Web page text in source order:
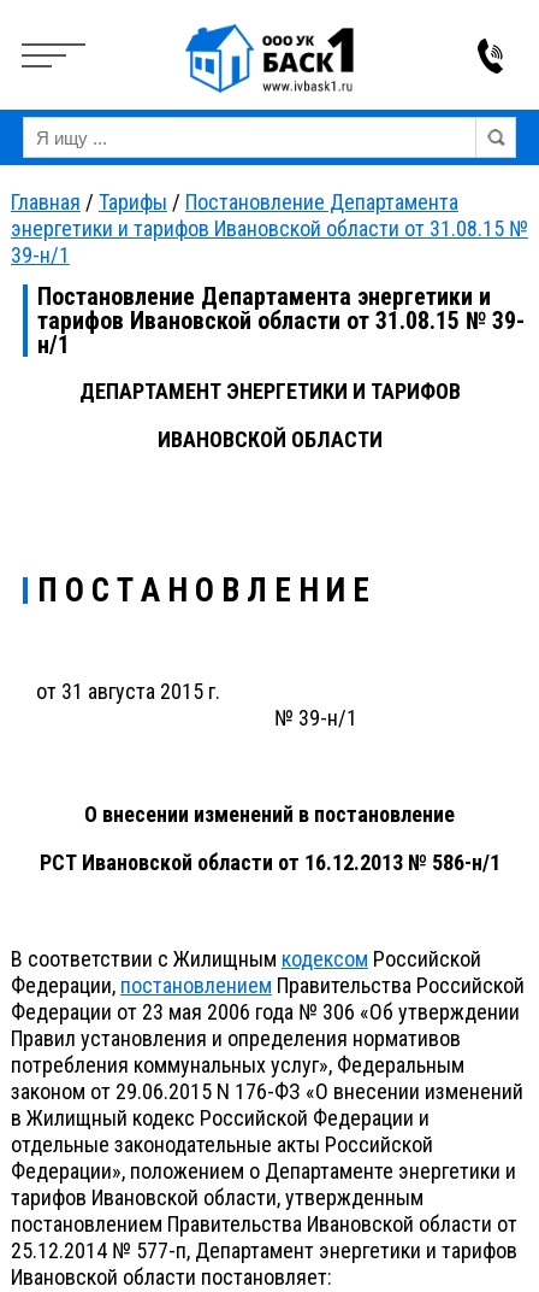
Версия для слабовидящих: Вкл Изображения: Выкл
Главная / Тарифы / Постановление Департамента
энергетики и тарифов Ивановской области от 31.08.15 №
39-н/1
Постановление Департамента энергетики и
тарифов Ивановской области от 31.08.15 № 39-
н/1
ДЕПАРТАМЕНТ ЭНЕРГЕТИКИ И ТАРИФОВ
ИВАНОВСКОЙ ОБЛАСТИ
П О С Т А Н О В Л Е Н И Е
от 31 августа 2015 г.
№ 39-н/1
О внесении изменений в постановление
РСТ Ивановской области от 16.12.2013 № 586-н/1
В соответствии с Жилищным кодексом Российской
Федерации, постановлением Правительства Российской
Федерации от 23 мая 2006 года № 306 «Об утверждении
Правил установления и определения нормативов
потребления коммунальных услуг», Федеральным
законом от 29.06.2015 N 176-ФЗ «О внесении изменений
в Жилищный кодекс Российской Федерации и
отдельные законодательные акты Российской
Федерации», положением о Департаменте энергетики и
тарифов Ивановской области, утвержденным
постановлением Правительства Ивановской области от
25.12.2014 № 577-п, Департамент энергетики и тарифов
Ивановской области постановляет: